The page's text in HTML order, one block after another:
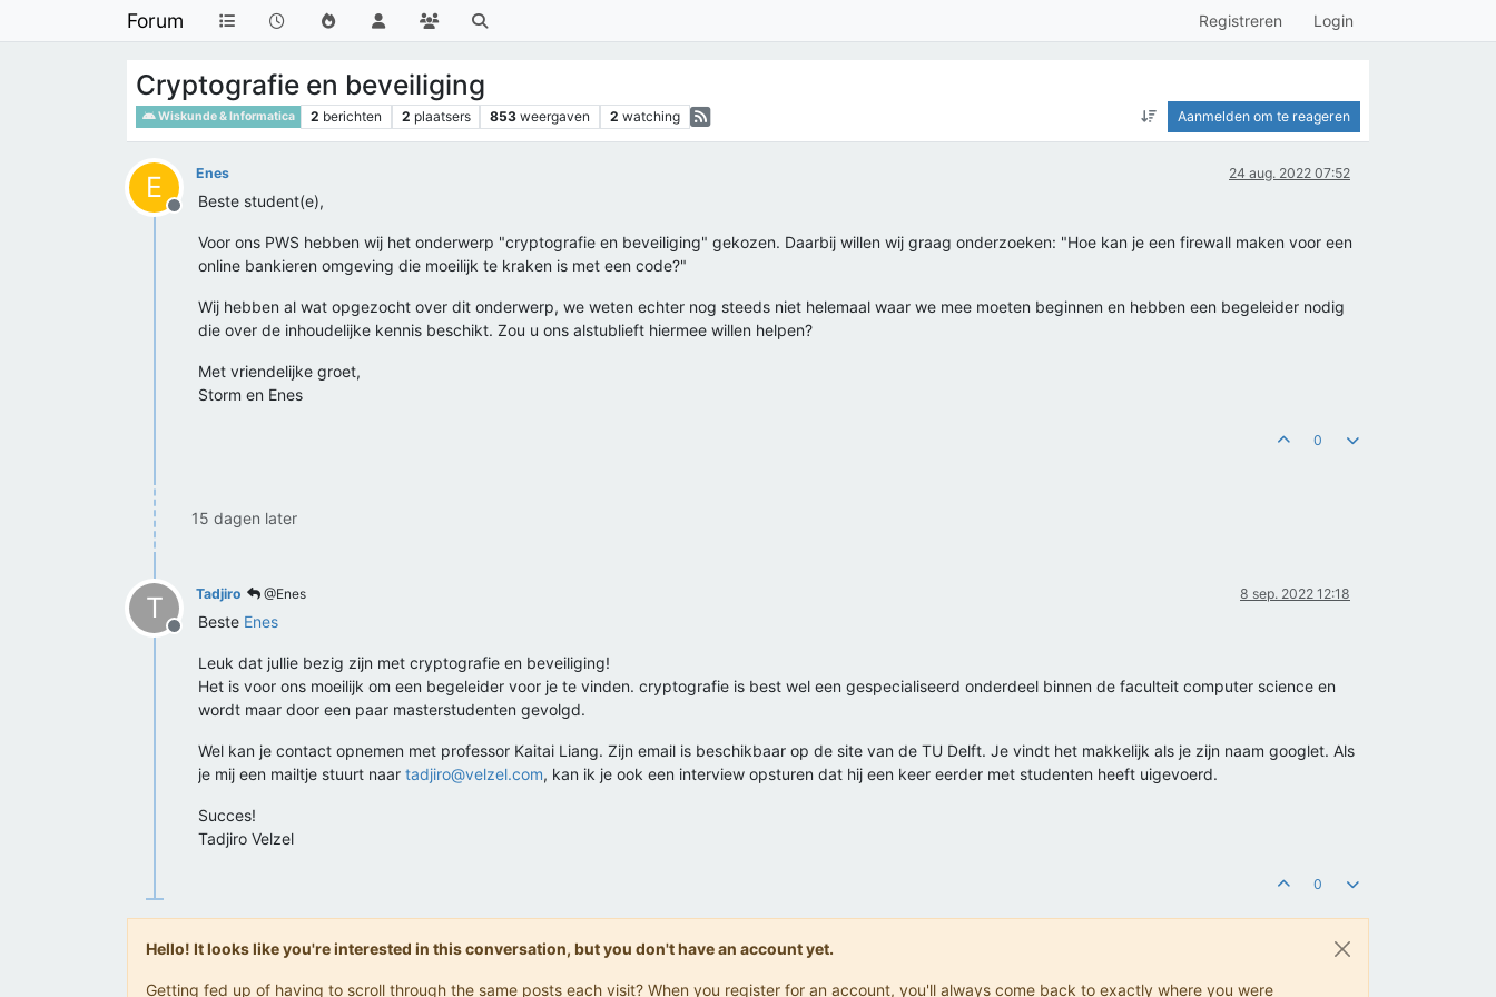
Forum Registreren Login
Cryptografie en beveiliging
Wiskunde & Informatica 2 berichten 2 plaatsers 853 weergaven 2 watching Aanmelden om te reageren
E
Offline
Enes 24 aug. 2022 07:52
Beste student(e),
Voor ons PWS hebben wij het onderwerp "cryptografie en beveiliging" gekozen. Daarbij willen wij graag onderzoeken: "Hoe kan je een firewall maken voor een
online bankieren omgeving die moeilijk te kraken is met een code?"
Wij hebben al wat opgezocht over dit onderwerp, we weten echter nog steeds niet helemaal waar we mee moeten beginnen en hebben een begeleider nodig
die over de inhoudelijke kennis beschikt. Zou u ons alstublieft hiermee willen helpen?
Met vriendelijke groet,
Storm en Enes
0
15 dagen later
T
Offline
Tadjiro @Enes 8 sep. 2022 12:18
Beste Enes
Leuk dat jullie bezig zijn met cryptografie en beveiliging!
Het is voor ons moeilijk om een begeleider voor je te vinden. cryptografie is best wel een gespecialiseerd onderdeel binnen de faculteit computer science en
wordt maar door een paar masterstudenten gevolgd.
Wel kan je contact opnemen met professor Kaitai Liang. Zijn email is beschikbaar op de site van de TU Delft. Je vindt het makkelijk als je zijn naam googlet. Als
je mij een mailtje stuurt naar tadjiro@velzel.com, kan ik je ook een interview opsturen dat hij een keer eerder met studenten heeft uigevoerd.
Succes!
Tadjiro Velzel
0
Hello! It looks like you're interested in this conversation, but you don't have an account yet.
Getting fed up of having to scroll through the same posts each visit? When you register for an account, you'll always come back to exactly where you were